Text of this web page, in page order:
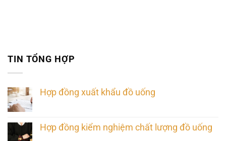
TIN TỔNG HỢP
Hợp đồng xuất khẩu đồ uống
Hợp đồng kiểm nghiệm chất lượng đồ uống